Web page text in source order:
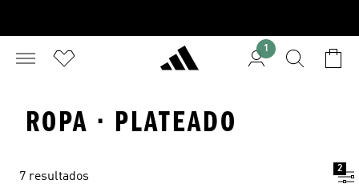
1
ROPA · PLATEADO
7 resultados
2